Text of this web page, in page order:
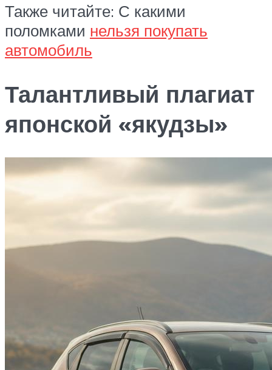
Также читайте: С какими
поломками нельзя покупать
автомобиль
Талантливый плагиат
японской «якудзы»